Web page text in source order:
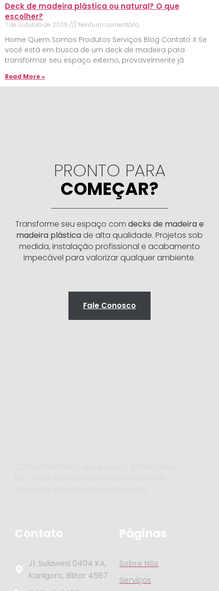
Deck de madeira plástica ou natural? O que
escolher?
7 de outubro de 2025 Nenhum comentário
Home Quem Somos Produtos Serviços Blog Contato X Se
você está em busca de um deck de madeira para
transformar seu espaço externo, provavelmente já
Read More »
PRONTO PARA
COMEÇAR?
Transforme seu espaço com decks de madeira e
madeira plásticade alta qualidade. Projetos sob
medida, instalação profissional e acabamento
impecável para valorizar qualquer ambiente.
Fale Conosco
Contato
Jl. Sulawesi 0404 KA,
Kanigoro, Blitar 4567
Páginas
Sobre Nós
Serviços